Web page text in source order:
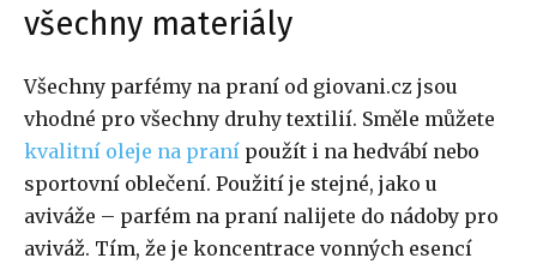
všechny materiály
Všechny parfémy na praní od giovani.cz jsou
vhodné pro všechny druhy textilií. Směle můžete
kvalitní oleje na praní použít i na hedvábí nebo
sportovní oblečení. Použití je stejné, jako u
aviváže – parfém na praní nalijete do nádoby pro
aviváž. Tím, že je koncentrace vonných esencí